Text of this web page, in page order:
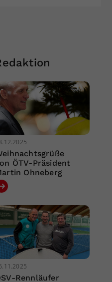
ÖTV-Präsident
Ohneberg
Rennläufer